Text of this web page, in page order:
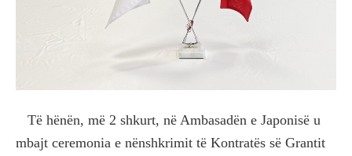
Të hënën, më 2 shkurt, në Ambasadën e Japonisë u
mbajt ceremonia e nënshkrimit të Kontratës së Grantit